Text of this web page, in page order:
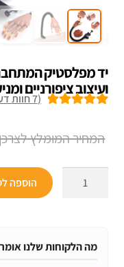
יד מפלסטיק
ועיצוב ציפורניים
לקוחות
(
7חוות
המתחברת
הוספה
מה הלקוחות שלנו